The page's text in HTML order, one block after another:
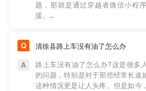
题，那就是通过穿越者微信小程
援。...
清徐县路上车没有油了怎么办
路上车没有油了怎么办?这是很多
的问题，特别是对于那些经常长途
这种情况更是让人头疼。但是如今